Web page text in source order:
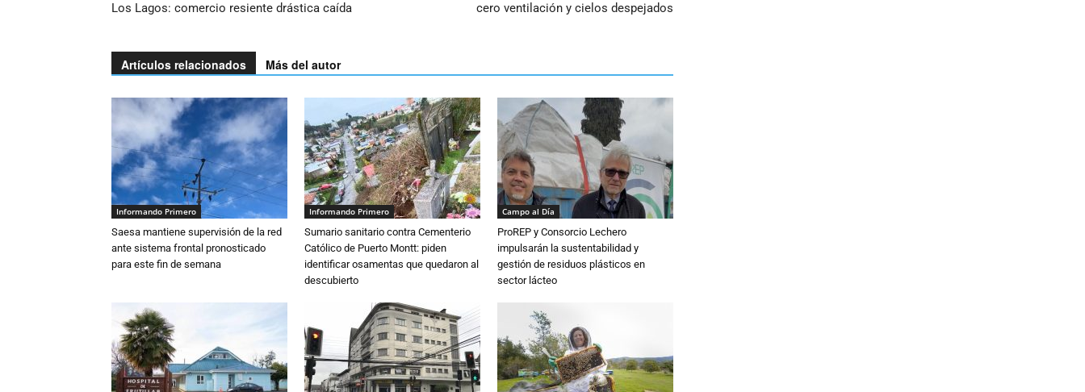
Los Lagos: comercio resiente drástica caída
cero ventilación y cielos despejados
Artículos relacionados Más del autor
Informando Primero
Saesa mantiene supervisión de la red
ante sistema frontal pronosticado
para este fin de semana
Informando Primero
Sumario sanitario contra Cementerio
Católico de Puerto Montt: piden
identificar osamentas que quedaron al
descubierto
Campo al Día
ProREP y Consorcio Lechero
impulsarán la sustentabilidad y
gestión de residuos plásticos en
sector lácteo